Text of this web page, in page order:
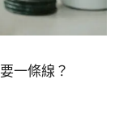
一條線？